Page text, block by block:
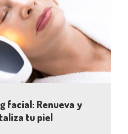
facial: Renueva y
tu piel